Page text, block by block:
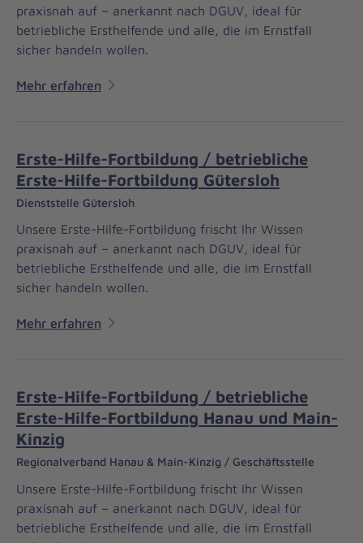
praxisnah auf – anerkannt nach DGUV, ideal für
betriebliche Ersthelfende und alle, die im Ernstfall
sicher handeln wollen.
Mehr erfahren
Erste-Hilfe-Fortbildung / betriebliche
Erste-Hilfe-Fortbildung Gütersloh
Dienststelle Gütersloh
Unsere Erste-Hilfe-Fortbildung frischt Ihr Wissen
praxisnah auf – anerkannt nach DGUV, ideal für
betriebliche Ersthelfende und alle, die im Ernstfall
sicher handeln wollen.
Mehr erfahren
Erste-Hilfe-Fortbildung / betriebliche
Erste-Hilfe-Fortbildung Hanau und Main-
Kinzig
Regionalverband Hanau & Main-Kinzig / Geschäftsstelle
Unsere Erste-Hilfe-Fortbildung frischt Ihr Wissen
praxisnah auf – anerkannt nach DGUV, ideal für
betriebliche Ersthelfende und alle, die im Ernstfall